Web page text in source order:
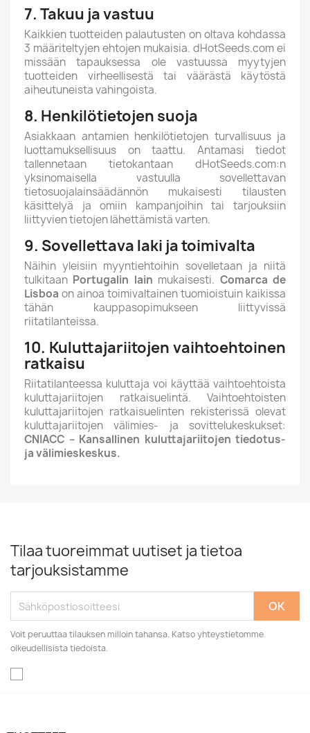
7. Takuu ja vastuu
Kaikkien tuotteiden palautusten on oltava kohdassa
3 määriteltyjen ehtojen mukaisia. dHotSeeds.com ei
missään tapauksessa ole vastuussa myytyjen
tuotteiden virheellisestä tai väärästä käytöstä
aiheutuneista vahingoista.
8. Henkilötietojen suoja
Asiakkaan antamien henkilötietojen turvallisuus ja
luottamuksellisuus on taattu. Antamasi tiedot
tallennetaan tietokantaan dHotSeeds.com:n
yksinomaisella vastuulla sovellettavan
tietosuojalainsäädännön mukaisesti tilausten
käsittelyä ja omiin kampanjoihin tai tarjouksiin
liittyvien tietojen lähettämistä varten.
9. Sovellettava laki ja toimivalta
Näihin yleisiin myyntiehtoihin sovelletaan ja niitä
tulkitaan Portugalin lain mukaisesti. Comarca de
Lisboa on ainoa toimivaltainen tuomioistuin kaikissa
tähän kauppasopimukseen liittyvissä
riitatilanteissa.
10. Kuluttajariitojen vaihtoehtoinen
ratkaisu
Riitatilanteessa kuluttaja voi käyttää vaihtoehtoista
kuluttajariitojen ratkaisuelintä. Vaihtoehtoisten
kuluttajariitojen ratkaisuelinten rekisterissä olevat
kuluttajariitojen välimies- ja sovittelukeskukset:
CNIACC – Kansallinen kuluttajariitojen tiedotus-
ja välimieskeskus.
Tilaa tuoreimmat uutiset ja tietoa
tarjouksistamme
Voit peruuttaa tilauksen milloin tahansa. Katso yhteystietomme
oikeudellisista tiedoista.